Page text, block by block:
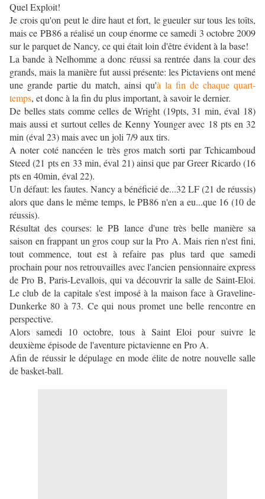
Quel Exploit!
Je crois qu'on peut le dire haut et fort, le gueuler sur tous les toîts,
mais ce PB86 a réalisé un coup énorme ce samedi 3 octobre 2009
sur le parquet de Nancy, ce qui était loin d'être évident à la base!
La bande à Nelhomme a donc réussi sa rentrée dans la cour des
grands, mais la manière fut aussi présente: les Pictaviens ont mené
une grande partie du match, ainsi qu'à la fin de chaque quart-
temps, et donc à la fin du plus important, à savoir le dernier.
De belles stats comme celles de Wright (19pts, 31 min, éval 18)
mais aussi et surtout celles de Kenny Younger avec 18 pts en 32
min (éval 23) mais avec un joli 7/9 aux tirs.
A noter coté nancéen le très gros match sorti par Tchicamboud
Steed (21 pts en 33 min, éval 21) ainsi que par Greer Ricardo (16
pts en 40min, éval 22).
Un défaut: les fautes. Nancy a bénéficié de...32 LF (21 de réussis)
alors que dans le même temps, le PB86 n'en a eu...que 16 (10 de
réussis).
Résultat des courses: le PB lance d'une très belle manière sa
saison en frappant un gros coup sur la Pro A. Mais rien n'est fini,
tout commence, tout est à refaire pas plus tard que samedi
prochain pour nos retrouvailles avec l'ancien pensionnaire express
de Pro B, Paris-Levallois, qui va découvrir la salle de Saint-Eloi.
Le club de la capitale s'est imposé à la maison face à Graveline-
Dunkerke 80 à 73. Ce qui nous promet une belle rencontre en
perspective.
Alors samedi 10 octobre, tous à Saint Eloi pour suivre le
deuxième épisode de l'aventure pictavienne en Pro A.
Afin de réussir le dépulage en mode élite de notre nouvelle salle
de basket-ball.